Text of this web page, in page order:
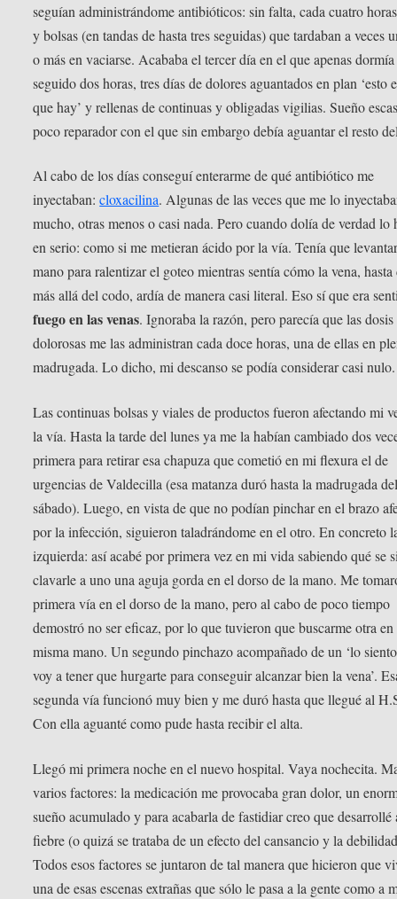
seguían administrándome antibióticos: sin falta, cada cuatro
y bolsas (en tandas de hasta tres seguidas) que tardaban a veces
o más en vaciarse. Acababa el tercer día en el que apenas
seguido dos horas, tres días de dolores aguantados en plan ‘esto
que hay’ y rellenas de continuas y obligadas vigilias. Sueño
poco reparador con el que sin embargo debía aguantar el resto
Al cabo de los días conseguí enterarme de qué antibiótico me
inyectaban:cloxacilina. Algunas de las veces que me lo
mucho, otras menos o casi nada. Pero cuando dolía de verdad lo
en serio: como si me metieran ácido por la vía. Tenía que
mano para ralentizar el goteo mientras sentía cómo la vena, hasta
más allá del codo, ardía de manera casi literal. Eso sí que era
fuego en las venas. Ignoraba la razón, pero parecía que las dosis
dolorosas me las administran cada doce horas, una de ellas en
madrugada. Lo dicho, mi descanso se podía considerar casi nulo.
Las continuas bolsas y viales de productos fueron afectando mi
la vía. Hasta la tarde del lunes ya me la habían cambiado dos
primera para retirar esa chapuza que cometió en mi flexura el de
urgencias de Valdecilla (esa matanza duró hasta la madrugada
sábado). Luego, en vista de que no podían pinchar en el brazo
por la infección, siguieron taladrándome en el otro. En concreto
izquierda: así acabé por primera vez en mi vida sabiendo qué se
clavarle a uno una aguja gorda en el dorso de la mano. Me
primera vía en el dorso de la mano, pero al cabo de poco tiempo
demostró no ser eficaz, por lo que tuvieron que buscarme otra en
misma mano. Un segundo pinchazo acompañado de un ‘lo
voy a tener que hurgarte para conseguir alcanzar bien la vena’.
segunda vía funcionó muy bien y me duró hasta que llegué al
Con ella aguanté como pude hasta recibir el alta.
Llegó mi primera noche en el nuevo hospital. Vaya nochecita.
varios factores: la medicación me provocaba gran dolor, un
sueño acumulado y para acabarla de fastidiar creo que desarrollé
fiebre (o quizá se trataba de un efecto del cansancio y la
Todos esos factores se juntaron de tal manera que hicieron que
una de esas escenas extrañas que sólo le pasa a la gente como a